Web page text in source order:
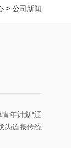
> 公司新闻
年计划”辽
为连接传统